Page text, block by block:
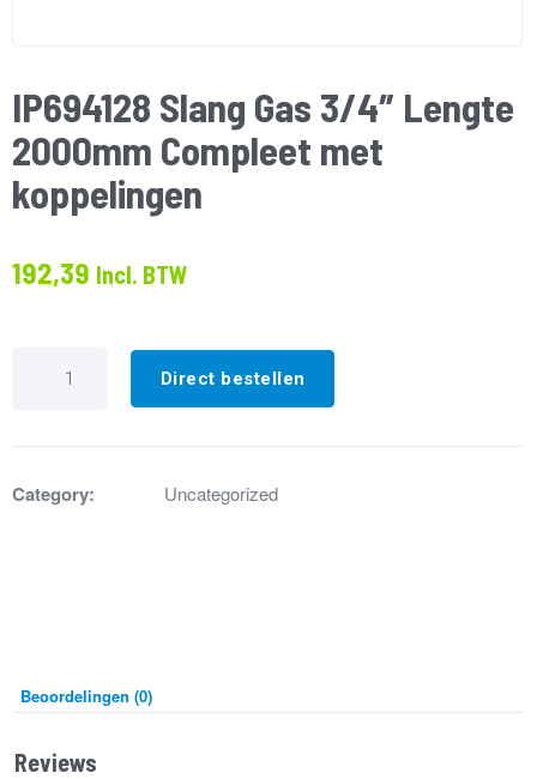
IP694128 Slang Gas 3/4″ Lengte
2000mm Compleet met
koppelingen
192,39 Incl. BTW
Compleet
met
Direct bestellen
Category: Uncategorized
Beoordelingen (0)
Reviews